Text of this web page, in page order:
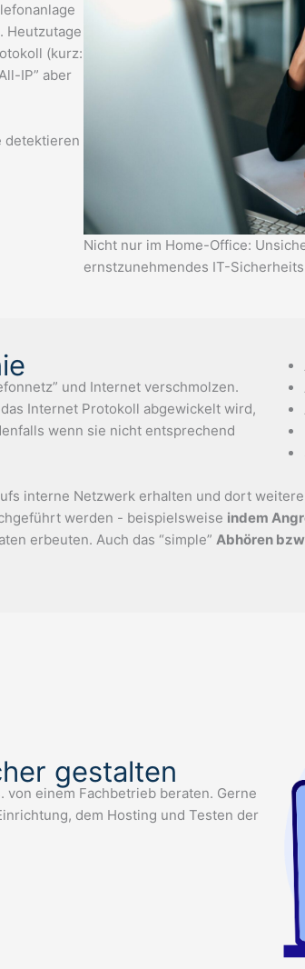
Heutzutage
(kurz:
IP” aber
detektieren
Nicht nur im Home-Office:
ernstzunehmendes IT-
und Internet verschmolzen.
Internet Protokoll abgewickelt wird,
wenn sie nicht entsprechend
interne Netzwerk erhalten und dort
werden - beispielsweise indem
erbeuten. Auch das “simple” Abhören
gestalten
einem Fachbetrieb beraten. Gerne
dem Hosting und Testen der